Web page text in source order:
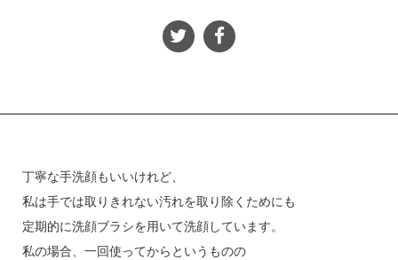
丁寧な手洗顔もいいけれど、
私は手では取りきれない汚れを取り除くためにも
定期的に洗顔ブラシを用いて洗顔しています。
私の場合、一回使ってからというものの